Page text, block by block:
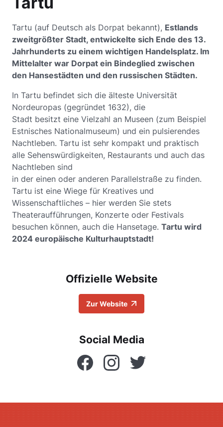
Tartu (auf Deutsch als Dorpat bekannt), Estlands
zweitgrößter Stadt, entwickelte sich Ende des 13.
Jahrhunderts zu einem wichtigen Handelsplatz. Im
Mittelalter war Dorpat ein Bindeglied zwischen
den Hansestädten und den russischen Städten.
In Tartu befindet sich die älteste Universität
Nordeuropas (gegründet 1632), die
Stadt besitzt eine Vielzahl an Museen (zum Beispiel
Estnisches Nationalmuseum) und ein pulsierendes
Nachtleben. Tartu ist sehr kompakt und praktisch
alle Sehenswürdigkeiten, Restaurants und auch das
Nachtleben sind
in der einen oder anderen Parallelstraße zu finden.
Tartu ist eine Wiege für Kreatives und
Wissenschaftliches – hier werden Sie stets
Theateraufführungen, Konzerte oder Festivals
besuchen können, auch die Hansetage. Tartu wird
2024 europäische Kulturhauptstadt!
Offizielle Website
Zur Website
Social Media
FacebookInstagramTwitter